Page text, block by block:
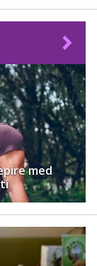
med